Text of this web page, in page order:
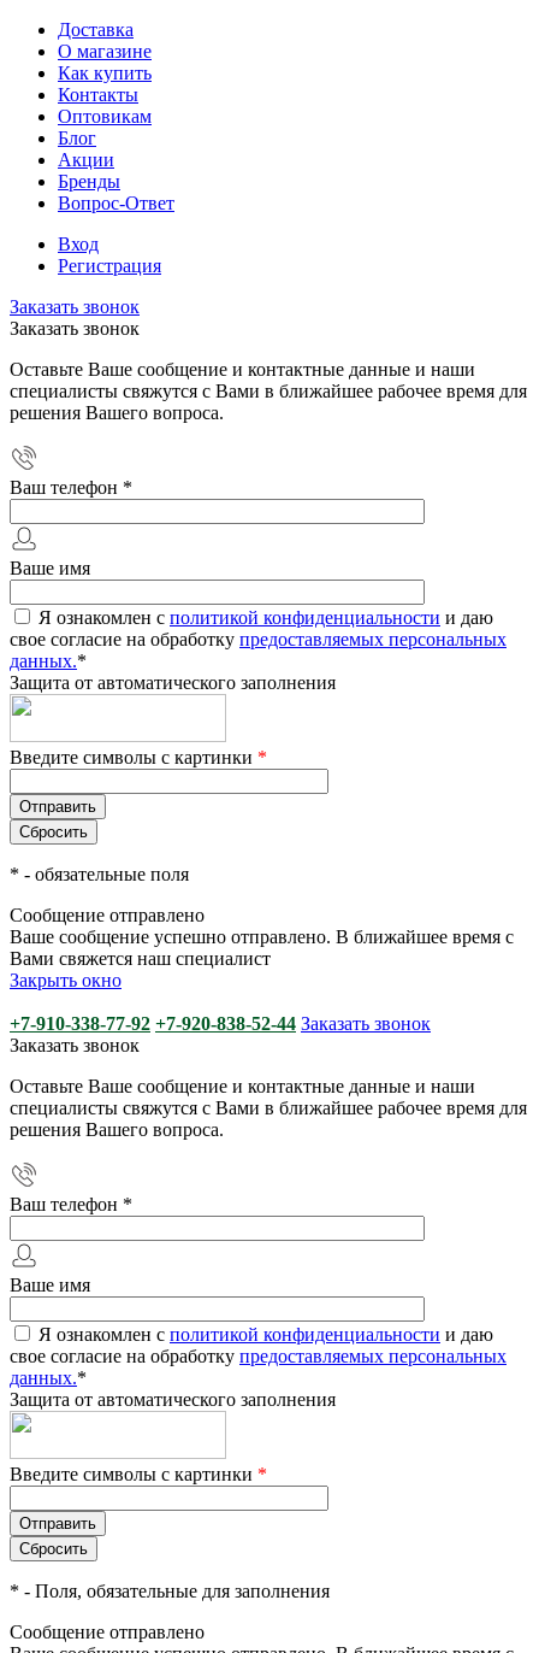
Доставка
О магазине
Как купить
Контакты
Оптовикам
Блог
Акции
Бренды
Вопрос-Ответ
Вход
Регистрация
Заказать звонок
Заказать звонок
Оставьте Ваше сообщение и контактные данные и наши
специалисты свяжутся с Вами в ближайшее рабочее время для
решения Вашего вопроса.
Ваш телефон *
Ваше имя
Я ознакомлен с политикой конфиденциальности и даю
свое согласие на обработку предоставляемых персональных
данных.*
Защита от автоматического заполнения
Введите символы с картинки *
* - обязательные поля
Сообщение отправлено
Ваше сообщение успешно отправлено. В ближайшее время с
Вами свяжется наш специалист
Закрыть окно
+7-910-338-77-92 +7-920-838-52-44 Заказать звонок
Заказать звонок
Оставьте Ваше сообщение и контактные данные и наши
специалисты свяжутся с Вами в ближайшее рабочее время для
решения Вашего вопроса.
Ваш телефон *
Ваше имя
Я ознакомлен с политикой конфиденциальности и даю
свое согласие на обработку предоставляемых персональных
данных.*
Защита от автоматического заполнения
Введите символы с картинки *
* - Поля, обязательные для заполнения
Сообщение отправлено